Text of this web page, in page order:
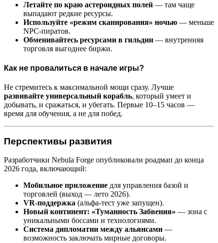
Летайте по краю астероидных полей — там чаще
выпадают редкие ресурсы.
Используйте «режим сканирования» ночью — меньше
NPC-пиратов.
Обменивайтесь ресурсами в гильдии — внутренняя
торговля выгоднее биржи.
Как не провалиться в начале игры?
Не стремитесь к максимальной мощи сразу. Лучше
развивайте универсальный корабль, который умеет и
добывать, и сражаться, и убегать. Первые 10–15 часов —
время для обучения, а не для побед.
Перспективы развития
Разработчики Nebula Forge опубликовали роадмап до конца
2026 года, включающий:
Мобильное приложение для управления базой и
торговлей (выход — лето 2026).
VR-поддержка (альфа-тест уже запущен).
Новый континент: «Туманность Забвения» — зона с
уникальными боссами и технологиями.
Система дипломатии между альянсами —
возможность заключать мирные договоры.